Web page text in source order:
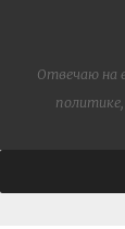
Отвечаю на